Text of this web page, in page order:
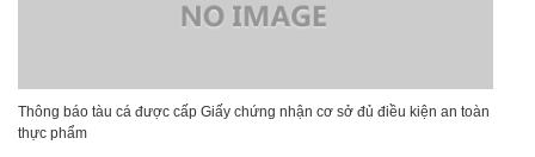
Thông báo tàu cá được cấp Giấy chứng nhận cơ sở đủ điều kiện an toàn
thực phẩm